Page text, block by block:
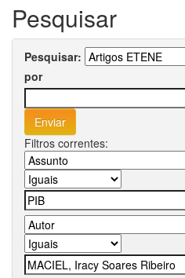
Pesquisar
Pesquisar:
por
Filtros correntes: